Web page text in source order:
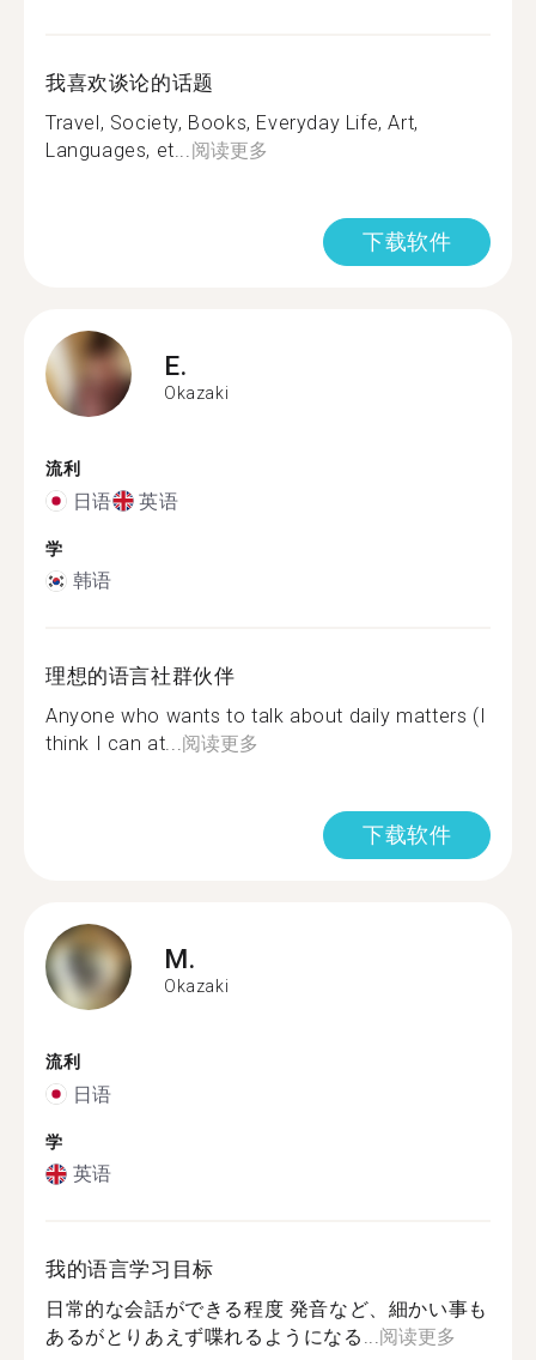
我喜欢谈论的话题
Travel, Society, Books, Everyday Life, Art,
Languages, et...阅读更多
下载软件
E.
Okazaki
流利
日语 英语
学
韩语
理想的语言社群伙伴
Anyone who wants to talk about daily matters (I
think I can at...阅读更多
下载软件
M.
Okazaki
流利
日语
学
英语
我的语言学习目标
日常的な会話ができる程度 発音など、細かい事も
あるがとりあえず喋れるようになる...阅读更多